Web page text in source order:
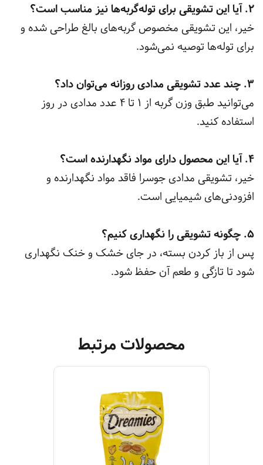
2. آیا این تشویقی برای توله‌گربه‌ها نیز مناسب است؟
خیر، این تشویقی مخصوص گربه‌های بالغ طراحی شده و
برای توله‌ها توصیه نمی‌شود.
3. چند عدد تشویقی مدادی روزانه می‌توان داد؟
می‌توانید طبق وزن گربه از 1 تا 4 عدد مدادی در روز
استفاده کنید.
4. آیا این محصول دارای مواد نگهدارنده است؟
خیر، تشویقی مدادی جوسرا فاقد مواد نگهدارنده و
افزودنی‌های شیمیایی است.
5. چگونه تشویقی را نگهداری کنیم؟
پس از باز کردن بسته، در جای خشک و خنک نگهداری
شود تا تازگی و طعم آن حفظ شود.
محصولات مرتبط